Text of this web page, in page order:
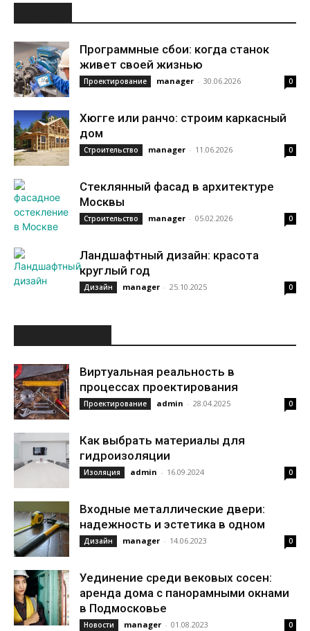
Программные сбои: когда станок
живет своей жизнью
Проектирование manager - 30.06.2026 0
Хюгге или ранчо: строим каркасный
дом
Строительство manager - 11.06.2026 0
Стеклянный фасад в архитектуре
Москвы
Строительство manager - 05.02.2026 0
Ландшафтный дизайн: красота
круглый год
Дизайн manager - 25.10.2025 0
Виртуальная реальность в
процессах проектирования
Проектирование admin - 28.04.2025 0
Как выбрать материалы для
гидроизоляции
Изоляция admin - 16.09.2024 0
Входные металлические двери:
надежность и эстетика в одном
Дизайн manager - 14.06.2023 0
Уединение среди вековых сосен:
аренда дома с панорамными окнами
в Подмосковье
Новости manager - 01.08.2023 0